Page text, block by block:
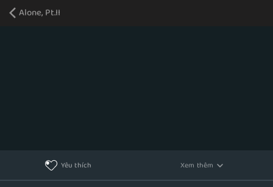
Alone, Pt.II
Yêu thích Xem thêm